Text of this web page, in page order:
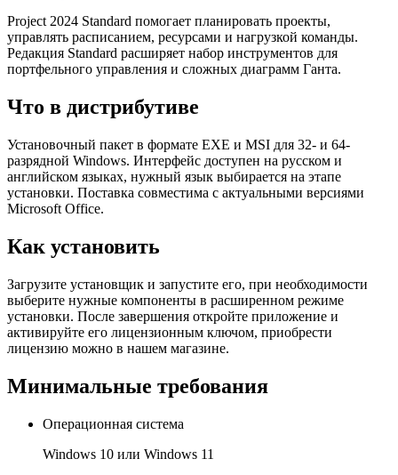
Project 2024 Standard помогает планировать проекты,
управлять расписанием, ресурсами и нагрузкой команды.
Редакция Standard расширяет набор инструментов для
портфельного управления и сложных диаграмм Ганта.
Что в дистрибутиве
Установочный пакет в формате EXE и MSI для 32- и 64-
разрядной Windows. Интерфейс доступен на русском и
английском языках, нужный язык выбирается на этапе
установки. Поставка совместима с актуальными версиями
Microsoft Office.
Как установить
Загрузите установщик и запустите его, при необходимости
выберите нужные компоненты в расширенном режиме
установки. После завершения откройте приложение и
активируйте его лицензионным ключом, приобрести
лицензию можно в нашем магазине.
Минимальные требования
Операционная система
Windows 10 или Windows 11